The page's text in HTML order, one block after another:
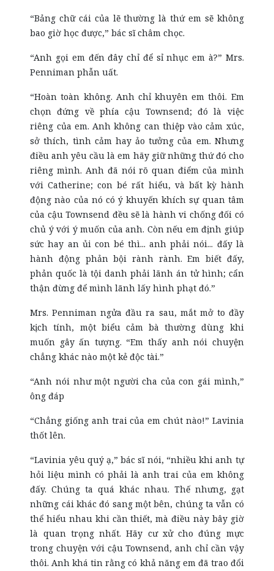
“Bảng chữ cái của lẽ thường là thứ em sẽ không
bao giờ học được,” bác sĩ châm chọc.
“Anh gọi em đến đây chỉ để sỉ nhục em à?” Mrs.
Penniman phẫn uất.
“Hoàn toàn không. Anh chỉ khuyên em thôi. Em
chọn đứng về phía cậu Townsend; đó là việc
riêng của em. Anh không can thiệp vào cảm xúc,
sở thích, tình cảm hay ảo tưởng của em. Nhưng
điều anh yêu cầu là em hãy giữ những thứ đó cho
riêng mình. Anh đã nói rõ quan điểm của mình
với Catherine; con bé rất hiểu, và bất kỳ hành
động nào của nó có ý khuyến khích sự quan tâm
của cậu Townsend đều sẽ là hành vi chống đối có
chủ ý với ý muốn của anh. Còn nếu em định giúp
sức hay an ủi con bé thì... anh phải nói... đấy là
hành động phản bội rành rành. Em biết đấy,
phản quốc là tội danh phải lãnh án tử hình; cẩn
thận đừng để mình lãnh lấy hình phạt đó.”
Mrs. Penniman ngửa đầu ra sau, mắt mở to đầy
kịch tính, một biểu cảm bà thường dùng khi
muốn gây ấn tượng. “Em thấy anh nói chuyện
chẳng khác nào một kẻ độc tài.”
“Anh nói như một người cha của con gái mình,”
ông đáp
“Chẳng giống anh trai của em chút nào!” Lavinia
thốt lên.
“Lavinia yêu quý ạ,” bác sĩ nói, “nhiều khi anh tự
hỏi liệu mình có phải là anh trai của em không
đấy. Chúng ta quá khác nhau. Thế nhưng, gạt
những cái khác đó sang một bên, chúng ta vẫn có
thể hiểu nhau khi cần thiết, mà điều này bây giờ
là quan trọng nhất. Hãy cư xử cho đúng mực
trong chuyện với cậu Townsend, anh chỉ cần vậy
thôi. Anh khá tin rằng có khả năng em đã trao đổi